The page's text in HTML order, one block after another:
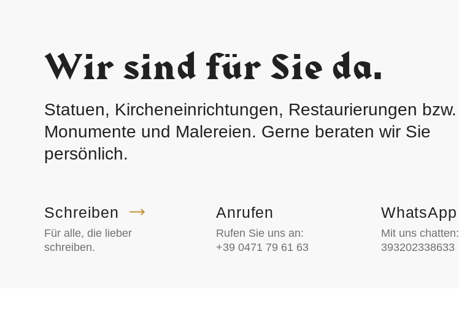
Wir sind für Sie da.
Statuen, Kircheneinrichtungen, Restaurierungen bzw.
Monumente und Malereien. Gerne beraten wir Sie
persönlich.
Schreiben
Für alle, die lieber
schreiben.
Anrufen
Rufen Sie uns an:
+39 0471 79 61 63
WhatsApp
Mit uns chatten:
393202338633